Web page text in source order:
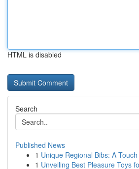
HTML is disabled
Search
Published News
1 Unique Regional Bibs: A
1 Unveiling Best Pleasure Toys